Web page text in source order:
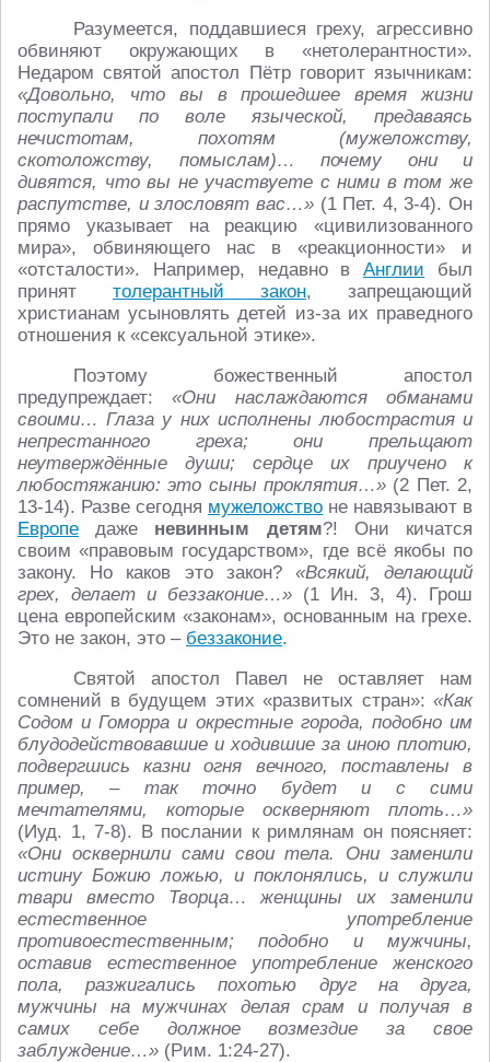
Разумеется, поддавшиеся греху, агрессивно
обвиняют окружающих в «нетолерантности».
Недаром святой апостол Пётр говорит язычникам:
«Довольно, что вы в прошедшее время жизни
поступали по воле языческой, предаваясь
нечистотам, похотям (мужеложству,
скотоложству, помыслам)… почему они и
дивятся, что вы не участвуете с ними в том же
распутстве, и злословят вас…»(1 Пет. 4, 3-4). Он
прямо указывает на реакцию «цивилизованного
мира», обвиняющего нас в «реакционности» и
«отсталости». Например, недавно вАнглии был
принят толерантный закон, запрещающий
христианам усыновлять детей из-за их праведного
отношения к «сексуальной этике».
Поэтому божественный апостол
предупреждает:«Они наслаждаются обманами
своими… Глаза у них исполнены любострастия и
непрестанного греха; они прельщают
неутверждённые души; сердце их приучено к
любостяжанию: это сыны проклятия…» (2 Пет. 2,
13-14). Разве сегодня мужеложство не навязывают в
Европе даже невинным детям?! Они кичатся
своим «правовым государством», где всё якобы по
закону. Но каков это закон? «Всякий, делающий
грех, делает и беззаконие…» (1 Ин. 3, 4). Грош
цена европейским «законам», основанным на грехе.
Это не закон, это – беззаконие.
Святой апостол Павел не оставляет нам
сомнений в будущем этих «развитых стран»: «Как
Содом и Гоморра и окрестные города, подобно им
блудодействовавшие и ходившие за иною плотию,
подвергшись казни огня вечного, поставлены в
пример, – так точно будет и с сими
мечтателями, которые оскверняют плоть…»
(Иуд. 1, 7-8). В послании к римлянам он поясняет:
«Они осквернили сами свои тела. Они заменили
истину Божию ложью, и поклонялись, и служили
твари вместо Творца… женщины их заменили
естественное употребление
противоестественным; подобно и мужчины,
оставив естественное употребление женского
пола, разжигались похотью друг на друга,
мужчины на мужчинах делая срам и получая в
самих себе должное возмездие за свое
заблуждение…» (Рим. 1:24-27).